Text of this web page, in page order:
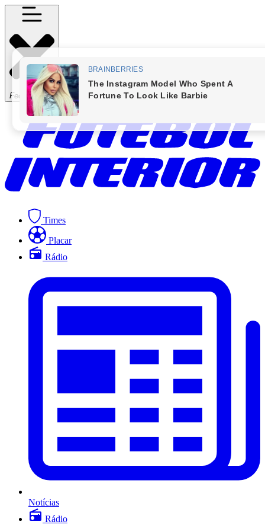
Fechar Menu
Times
Placar
Rádio
Notícias
Rádio